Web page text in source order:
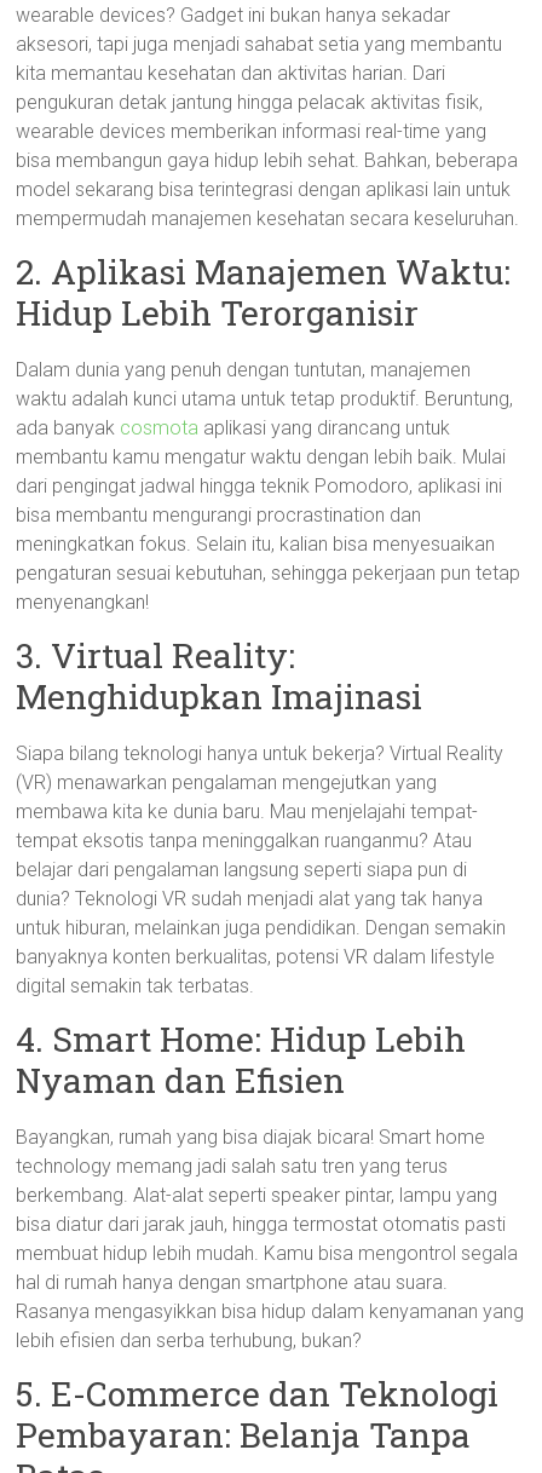
wearable devices? Gadget ini bukan hanya sekadar
aksesori, tapi juga menjadi sahabat setia yang membantu
kita memantau kesehatan dan aktivitas harian. Dari
pengukuran detak jantung hingga pelacak aktivitas fisik,
wearable devices memberikan informasi real-time yang
bisa membangun gaya hidup lebih sehat. Bahkan, beberapa
model sekarang bisa terintegrasi dengan aplikasi lain untuk
mempermudah manajemen kesehatan secara keseluruhan.
2. Aplikasi Manajemen Waktu:
Hidup Lebih Terorganisir
Dalam dunia yang penuh dengan tuntutan, manajemen
waktu adalah kunci utama untuk tetap produktif. Beruntung,
ada banyak cosmota aplikasi yang dirancang untuk
membantu kamu mengatur waktu dengan lebih baik. Mulai
dari pengingat jadwal hingga teknik Pomodoro, aplikasi ini
bisa membantu mengurangi procrastination dan
meningkatkan fokus. Selain itu, kalian bisa menyesuaikan
pengaturan sesuai kebutuhan, sehingga pekerjaan pun tetap
menyenangkan!
3. Virtual Reality:
Menghidupkan Imajinasi
Siapa bilang teknologi hanya untuk bekerja? Virtual Reality
(VR) menawarkan pengalaman mengejutkan yang
membawa kita ke dunia baru. Mau menjelajahi tempat-
tempat eksotis tanpa meninggalkan ruanganmu? Atau
belajar dari pengalaman langsung seperti siapa pun di
dunia? Teknologi VR sudah menjadi alat yang tak hanya
untuk hiburan, melainkan juga pendidikan. Dengan semakin
banyaknya konten berkualitas, potensi VR dalam lifestyle
digital semakin tak terbatas.
4. Smart Home: Hidup Lebih
Nyaman dan Efisien
Bayangkan, rumah yang bisa diajak bicara! Smart home
technology memang jadi salah satu tren yang terus
berkembang. Alat-alat seperti speaker pintar, lampu yang
bisa diatur dari jarak jauh, hingga termostat otomatis pasti
membuat hidup lebih mudah. Kamu bisa mengontrol segala
hal di rumah hanya dengan smartphone atau suara.
Rasanya mengasyikkan bisa hidup dalam kenyamanan yang
lebih efisien dan serba terhubung, bukan?
5. E-Commerce dan Teknologi
Pembayaran: Belanja Tanpa